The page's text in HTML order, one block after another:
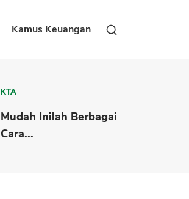
Kamus Keuangan
KTA
Mudah Inilah Berbagai
Cara...